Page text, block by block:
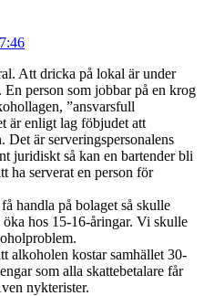
Att dricka på lokal är under
person som jobbar på en krog
”ansvarsfull
är enligt lag föbjudet att
Det är serveringspersonalens
juridiskt så kan en bartender bli
ha serverat en person för
handla på bolaget så skulle
hos 15-16-åringar. Vi skulle
alkoholen kostar samhället 30-
som alla skattebetalare får
nykterister.